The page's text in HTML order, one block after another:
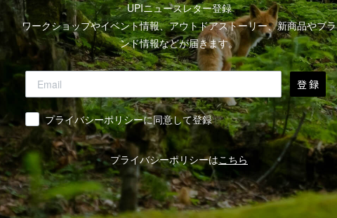
UPIニュースレター登録
ワークショップやイベント情報、アウトドアストーリー、新商品やブラ
ンド情報などが届きます。
登 録
同意プライバシーポリシーに同意して登録
プライバシーポリシーはこちら